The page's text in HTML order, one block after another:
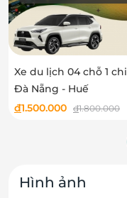
Xe du lịch 04 chỗ 1
Đà Nẵng - Huế
đ1.500.000 đ1.800.000
Hình ảnh